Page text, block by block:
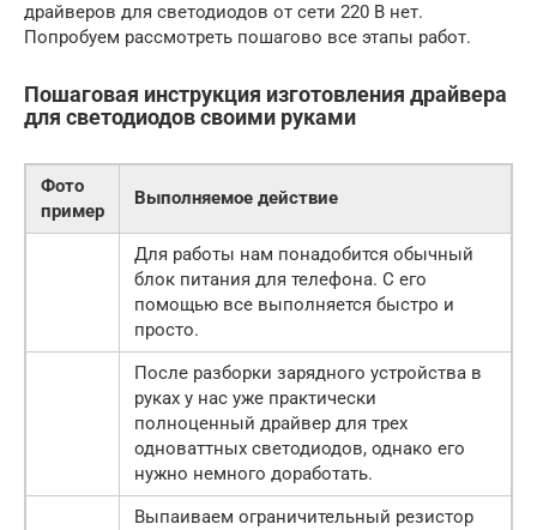
драйверов для светодиодов от сети 220 В нет.
Попробуем рассмотреть пошагово все этапы работ.
Пошаговая инструкция изготовления драйвера
для светодиодов своими руками
Фото
пример
Выполняемое действие
Для работы нам понадобится обычный
блок питания для телефона. С его
помощью все выполняется быстро и
просто.
После разборки зарядного устройства в
руках у нас уже практически
полноценный драйвер для трех
одноваттных светодиодов, однако его
нужно немного доработать.
Выпаиваем ограничительный резистор